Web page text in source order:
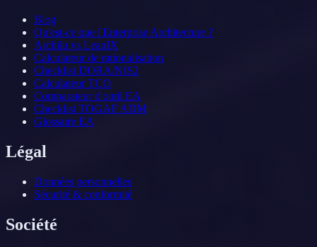
Blog
Qu'est-ce que l'Enterprise Architecture ?
Archilu vs LeanIX
Calculateur de rationalisation
Checklist DORA/NIS2
Calculateur TCO
Comparateur d'outil EA
Checklist TOGAF ADM
Glossaire EA
Légal
Données personnelles
Sécurité & conformité
Société